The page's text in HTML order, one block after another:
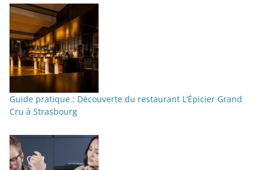
Guide pratique : Découverte du restaurant L’Épicier Grand
Cru à Strasbourg